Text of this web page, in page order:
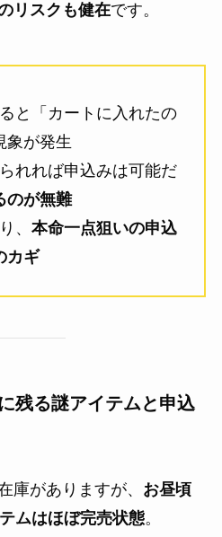
リスクも健在です。
と「カートに入れたの
象が発生
れれば申込みは可能だ
のが無難
、 本命一点狙いの申込
カギ
残る謎アイテムと申込
庫がありますが、 お昼頃
ムはほぼ完売状態。